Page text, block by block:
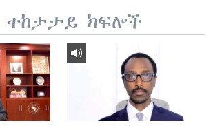
ተከታታይ ክፍሎች